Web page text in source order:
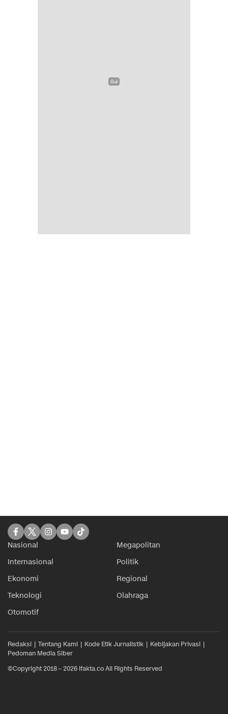
Nasional
Megapolitan
Internasional
Politik
Ekonomi
Regional
Teknologi
Olahraga
Otomotif
Redaksi Tentang Kami Kode Etik Jurnalistik
Kebijakan Privasi
Pedoman Media Siber
©Copyright 2018 – 2026 ifakta.co All Rights Reserved